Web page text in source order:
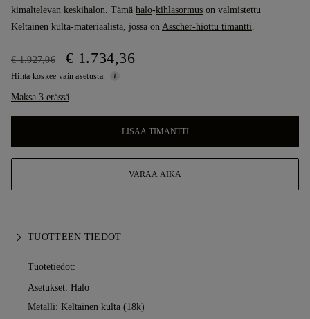
kimaltelevan keskihalon. Tämä halo-kihlasormus on valmistettu
Keltainen kulta-materiaalista, jossa on Asscher-hiottu timantti.
€ 1.927,06 € 1.734,36
Hinta koskee vain asetusta.
Maksa 3 erässä
LISÄÄ TIMANTTI
VARAA AIKA
TUOTTEEN TIEDOT
Tuotetiedot:
Asetukset: Halo
Metalli: Keltainen kulta (18k)